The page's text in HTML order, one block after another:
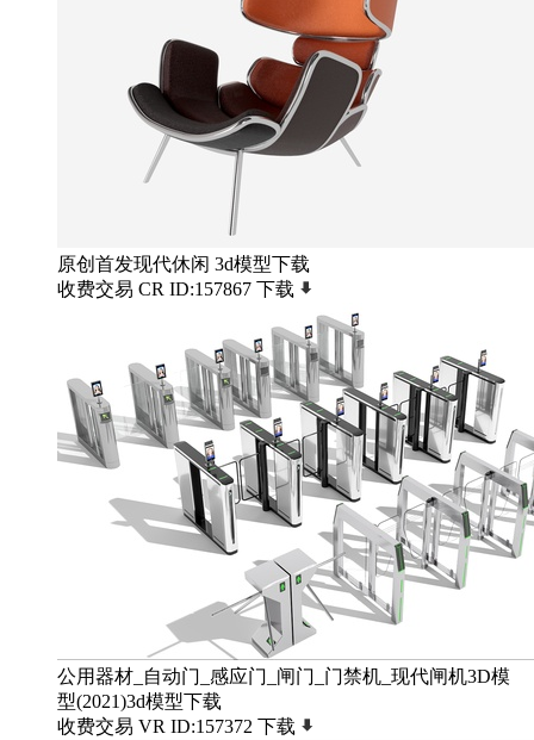
原创首发现代休闲 3d模型下载
收费交易 CR ID:157867 下载
公用器材_自动门_感应门_闸门_门禁机_现代闸机3D模
型(2021)3d模型下载
收费交易 VR ID:157372 下载